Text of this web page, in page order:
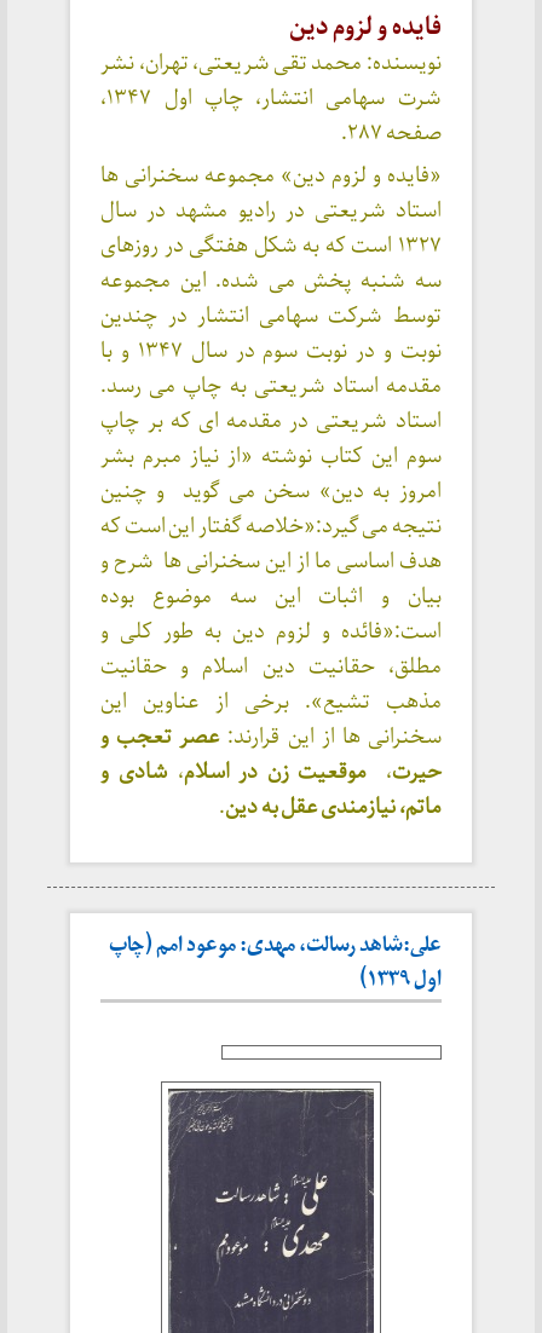
فایده و لزوم دین
نویسنده: محمد تقی شریعتی، تهران، نشر
شرت سهامی انتشار، چاپ اول ۱۳۴۷،
صفحه ۲۸۷.
«فایده و لزوم دین» مجموعه سخنرانی ها
استاد شریعتی در رادیو مشهد در سال
۱۳۲۷ است که به شکل هفتگی در روزهای
سه شنبه پخش می شده. این مجموعه
توسط شرکت سهامی انتشار در چندین
نوبت و در نوبت سوم در سال ۱۳۴۷ و با
مقدمه استاد شریعتی به چاپ می رسد.
استاد شریعتی در مقدمه ای که بر چاپ
سوم این کتاب نوشته «از نیاز مبرم بشر
امروز به دین» سخن می گوید و چنین
نتیجه می گیرد:«خلاصه گفتار این است که
هدف اساسی ما از این سخنرانی ها شرح و
بیان و اثبات این سه موضوع بوده
است:«فائده و لزوم دین به طور کلی و
مطلق، حقانیت دین اسلام و حقانیت
مذهب تشیع». برخی از عناوین این
سخنرانی ها از این قرارند: عصر تعجب و
حیرت، موقعیت زن در اسلام، شادی و
ماتم،نیازمندی عقل به دین.
علی:شاهد رسالت، مهدی: موعود امم (چاپ
اول ۱۳۳۹)